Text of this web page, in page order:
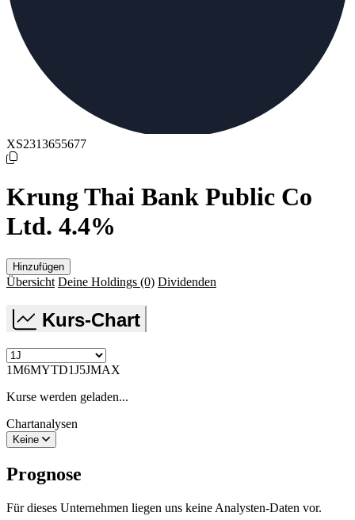
XS2313655677
Krung Thai Bank Public Co
Ltd. 4.4%
Hinzufügen
Übersicht Deine Holdings (0) Dividenden
Kurs-Chart
1M6MYTD1J5JMAX
Kurse werden geladen...
Chartanalysen
Keine
Prognose
Für dieses Unternehmen liegen uns keine Analysten-Daten vor.